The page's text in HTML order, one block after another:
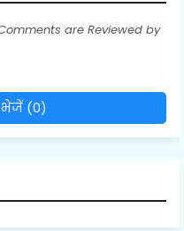
are Reviewed by
भेजें (0)